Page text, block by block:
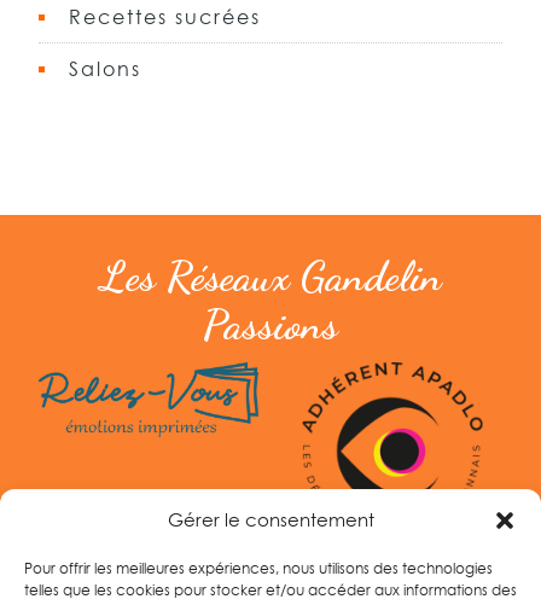
Gérer le consentement
Pour offrir les meilleures expériences, nous utilisons des technologies
telles que les cookies pour stocker et/ou accéder aux informations des
Recettes sucrées
Salons
Les Réseaux Gandelin
Passions